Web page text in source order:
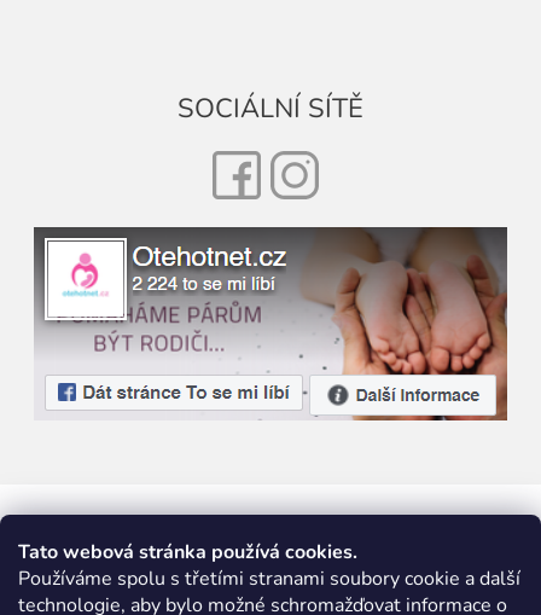
Tato webová stránka používá cookies.
Používáme spolu s třetími stranami soubory cookie a další
technologie, aby bylo možné schromažďovat informace o
SOCIÁLNÍ SÍTĚ
FacebookInstagram